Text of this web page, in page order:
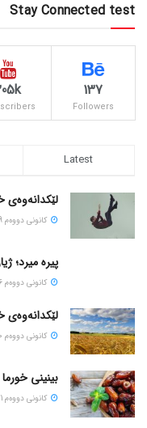
Stay Connected test
137
Followers
Latest
لێکدانەوەی
كانونی دووه‌م 19, 2025
پیره میرد؛
كانونی دووه‌م 16, 2025
كانونی دووه‌م 20, 2025
بینینی
كانونی دووه‌م 21, 2025